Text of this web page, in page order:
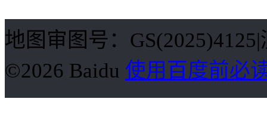
地图审图号：
©2026 Baidu 使用百度前必